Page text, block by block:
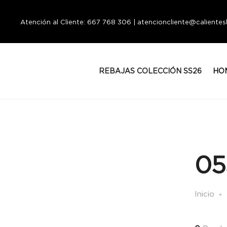
Atención al Cliente: 667 768 306 |
REBAJAS COLECCIÓN SS26
Inicio